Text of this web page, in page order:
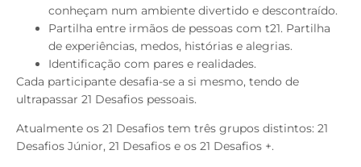
conheçam num ambiente divertido e descontraído.
Partilha entre irmãos de pessoas com t21. Partilha
de experiências, medos, histórias e alegrias.
Identificação com pares e realidades.
Cada participante desafia-se a si mesmo, tendo de
ultrapassar 21 Desafios pessoais.
Atualmente os 21 Desafios tem três grupos distintos: 21
Desafios Júnior, 21 Desafios e os 21 Desafios +.